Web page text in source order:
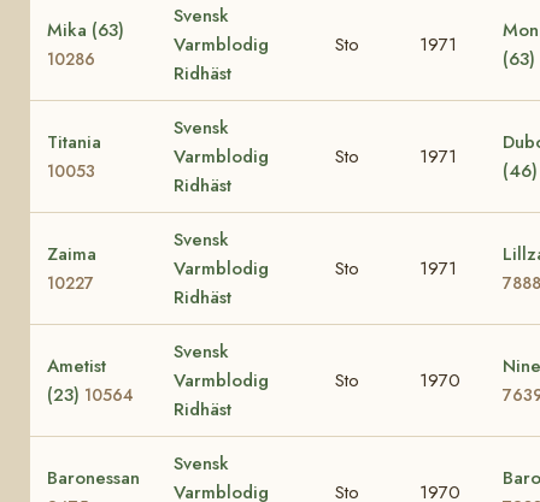
Mika (63)
10286
Svensk
Varmblodig
Ridhäst
Sto 1971
(63)
Titania
10053
Svensk
Varmblodig
Ridhäst
Sto 1971
Zaima
10227
Svensk
Varmblodig
Ridhäst
Sto 1971
7888
Ametist
(23) 10564
Svensk
Varmblodig
Ridhäst
Sto 1970
Baronessan
Svensk
Varmblodig
Sto 1970